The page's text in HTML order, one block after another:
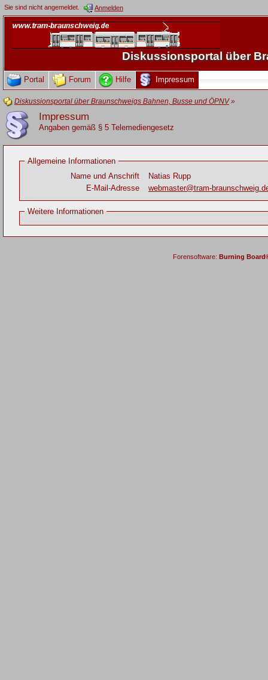
Sie sind nicht angemeldet. Anmelden
Diskussionsportal über
Portal Forum Hilfe Impressum
Diskussionsportal über Braunschweigs Bahnen, Busse und ÖPNV»
Impressum
Angaben gemäß § 5 Telemediengesetz
Allgemeine Informationen
Name und Anschrift
Natias Rupp
E-Mail-Adresse
webmaster@tram-
Weitere Informationen
Forensoftware: Burning